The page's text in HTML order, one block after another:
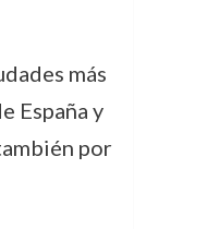
más
España y
por